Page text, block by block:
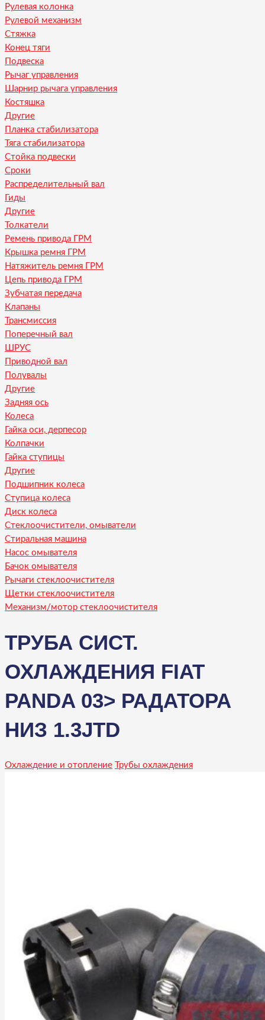
Рулевая колонка
Рулевой механизм
Стяжка
Конец тяги
Подвеска
Рычаг управления
Шарнир рычага управления
Костяшка
Другие
Планка стабилизатора
Тяга стабилизатора
Стойка подвески
Сроки
Распределительный вал
Гиды
Другие
Толкатели
Ремень привода ГРМ
Крышка ремня ГРМ
Натяжитель ремня ГРМ
Цепь привода ГРМ
Зубчатая передача
Клапаны
Трансмиссия
Поперечный вал
ШРУС
Приводной вал
Полувалы
Другие
Задняя ось
Колеса
Гайка оси, дерпесор
Колпачки
Гайка ступицы
Другие
Подшипник колеса
Ступица колеса
Диск колеса
Стеклоочистители, омыватели
Стиральная машина
Насос омывателя
Бачок омывателя
Рычаги стеклоочистителя
Щетки стеклоочистителя
Механизм/мотор стеклоочистителя
ТРУБА СИСТ.
ОХЛАЖДЕНИЯ FIAT
PANDA 03> РАДАТОРА
НИЗ 1.3JTD
Охлаждение и отопление Трубы охлаждения